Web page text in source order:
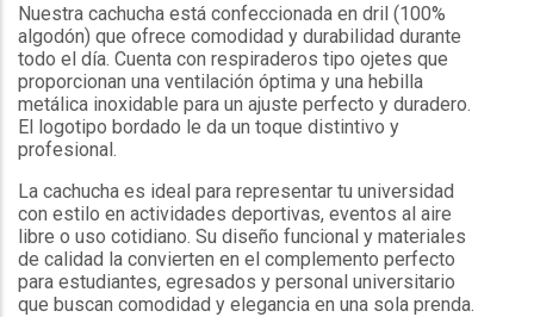
Nuestra cachucha está confeccionada en dril (100%
algodón) que ofrece comodidad y durabilidad durante
todo el día. Cuenta con respiraderos tipo ojetes que
proporcionan una ventilación óptima y una hebilla
metálica inoxidable para un ajuste perfecto y duradero.
El logotipo bordado le da un toque distintivo y
profesional.
La cachucha es ideal para representar tu universidad
con estilo en actividades deportivas, eventos al aire
libre o uso cotidiano. Su diseño funcional y materiales
de calidad la convierten en el complemento perfecto
para estudiantes, egresados y personal universitario
que buscan comodidad y elegancia en una sola prenda.